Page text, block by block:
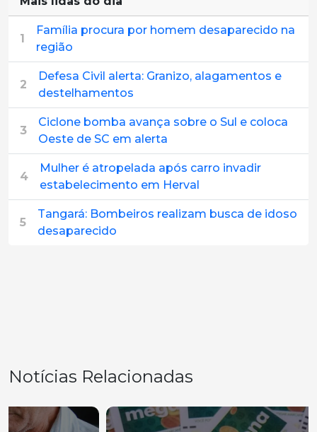
1
Família procura por homem desaparecido na
região
2
Defesa Civil alerta: Granizo, alagamentos e
destelhamentos
3
Ciclone bomba avança sobre o Sul e coloca
Oeste de SC em alerta
4
Mulher é atropelada após carro invadir
estabelecimento em Herval
5
Tangará: Bombeiros realizam busca de idoso
desaparecido
Notícias Relacionadas